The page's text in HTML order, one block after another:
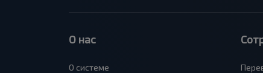
О нас
О системе